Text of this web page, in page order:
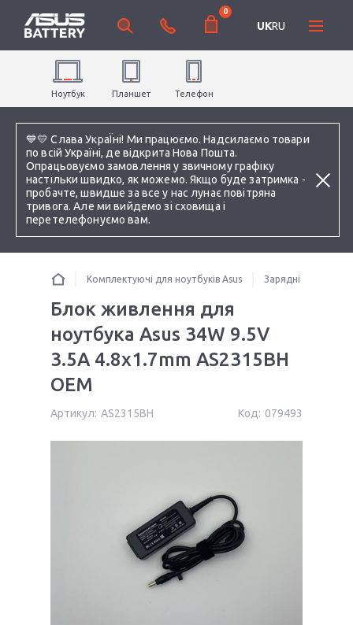
💙💛 Слава УкраЇні! Ми працюємо. Надсилаємо товари
по всій Україні, де відкрита Нова Пошта.
Опрацьовуємо замовлення у звичному графіку
настільки швидко, як можемо. Якщо буде затримка -
пробачте, швидше за все у нас лунає повітряна
тривога. Але ми вийдемо зі сховища і
перетелефонуємо вам.
0
UKRU
Ноутбук Планшет Телефон
Комплектуючі для ноутбуків Asus Зарядні пристрої
Блок живлення для
ноутбука Asus 34W 9.5V
3.5A 4.8x1.7mm AS2315BH
OEM
Артикул: AS2315BH Код: 079493